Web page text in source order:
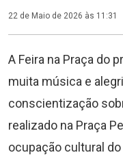
22 de Maio de 2026 às 11:31
A Feira na Praça do
muita música e
conscientização
realizado na Praça
ocupação cultural